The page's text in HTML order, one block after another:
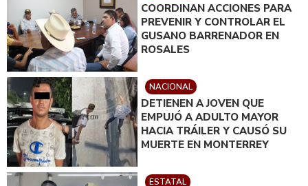
COORDINAN ACCIONES PARA
PREVENIR Y CONTROLAR EL
GUSANO BARRENADOR EN
ROSALES
NACIONAL
DETIENEN A JOVEN QUE
EMPUJÓ A ADULTO MAYOR
HACIA TRÁILER Y CAUSÓ SU
MUERTE EN MONTERREY
ESTATAL